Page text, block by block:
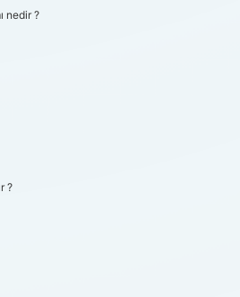
nedir ?
?